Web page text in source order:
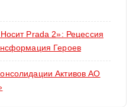
Prada 2»: Рецессия
Героев
Активов АО